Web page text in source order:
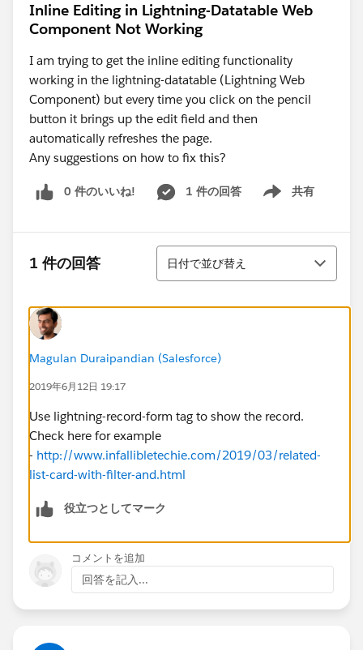
Inline Editing in Lightning-Datatable Web
Component Not Working
I am trying to get the inline editing functionality
working in the lightning-datatable (Lightning Web
Component) but every time you click on the pencil
button it brings up the edit field and then
automatically refreshes the page.
Any suggestions on how to fix this?
0 件のいいね! 1 件の回答 共有
Show menu
1 件の回答
並び替え
日付で並び替え
Magulan Duraipandian (Salesforce)
2019年6月12日 19:17
Use lightning-record-form tag to show the record.
Check here for example
- http://www.infallibletechie.com/2019/03/related-
list-card-with-filter-and.html
役立つとしてマーク
コメントを追加
回答を記入...